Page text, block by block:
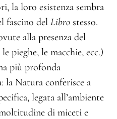
la loro esistenza sembra
fascino del Libro stesso.
alla presenza del
pieghe, le macchie, ecc.)
più profonda
la Natura conferisce a
legata all’ambiente
di miceti e